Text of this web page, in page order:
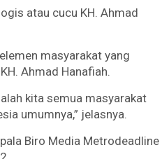
atau cucu KH. Ahmad
masyarakat yang
Ahmad Hanafiah.
kita semua masyarakat
umumnya,” jelasnya.
Biro Media Metrodeadline